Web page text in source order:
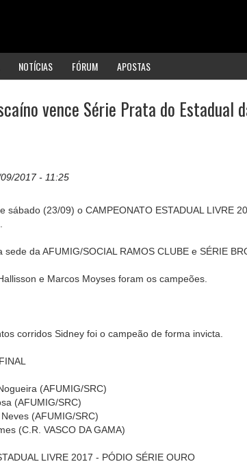
NOTÍCIAS FÓRUM APOSTAS
vence Série Prata do Estadual
2017 - 11:25
sábado (23/09) o CAMPEONATO ESTADUAL LIVRE
sede da AFUMIG/SOCIAL RAMOS CLUBE e SÉRIE
e Marcos Moyses foram os campeões.
corridos Sidney foi o campeão de forma invicta.
(AFUMIG/SRC)
(AFUMIG/SRC)
(AFUMIG/SRC)
(C.R. VASCO DA GAMA)
LIVRE 2017 - PÓDIO SÉRIE OURO